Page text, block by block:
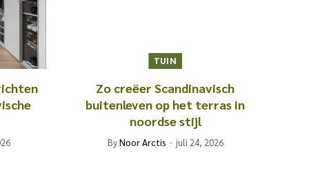
TUIN
Zo creëer Scandinavisch
buitenleven op het terras in
noordse stijl
By Noor Arctis juli 24, 2026